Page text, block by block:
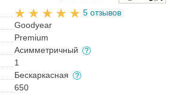
5 отзывов
Goodyear
Premium
Асимметричный
1
Бескаркасная
650